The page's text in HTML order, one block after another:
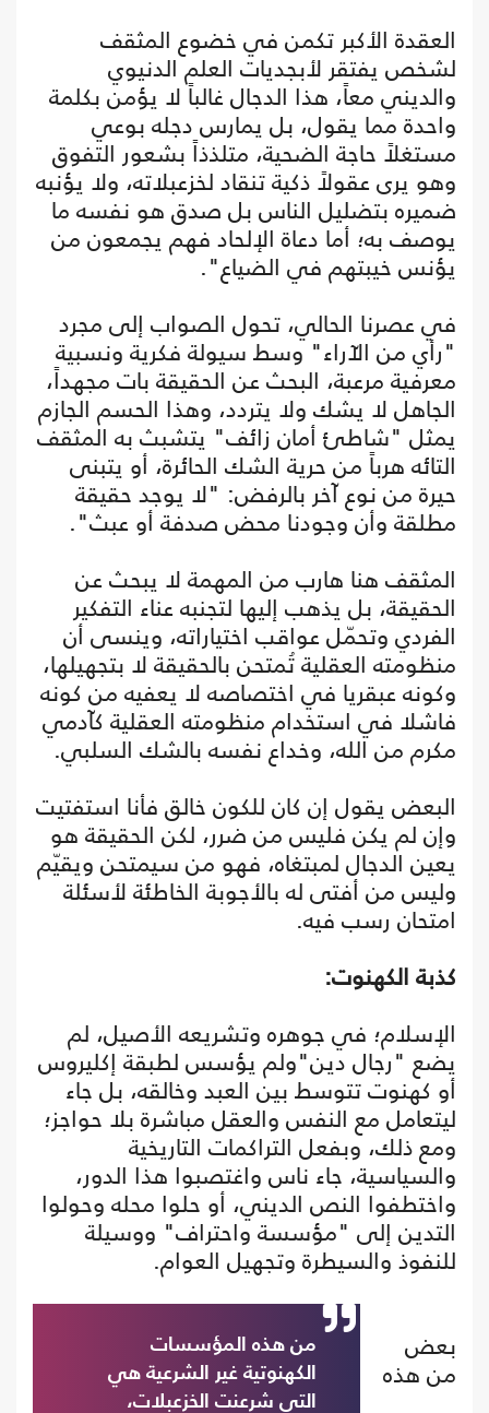
العقدة الأكبر تكمن في خضوع المثقف
لشخص يفتقر لأبجديات العلم الدنيوي
والديني معاً، هذا الدجال غالباً لا يؤمن بكلمة
واحدة مما يقول، بل يمارس دجله بوعي
مستغلاً حاجة الضحية، متلذذاً بشعور التفوق
وهو يرى عقولاً ذكية تنقاد لخزعبلاته، ولا يؤنبه
ضميره بتضليل الناس بل صدق هو نفسه ما
يوصف به؛ أما دعاة الإلحاد فهم يجمعون من
يؤنس خيبتهم في الضياع".
في عصرنا الحالي، تحول الصواب إلى مجرد
"رأي من الآراء" وسط سيولة فكرية ونسبية
معرفية مرعبة، البحث عن الحقيقة بات مجهداً،
الجاهل لا يشك ولا يتردد، وهذا الحسم الجازم
يمثل "شاطئ أمان زائف" يتشبث به المثقف
التائه هرباً من حرية الشك الحائرة، أو يتبنى
حيرة من نوع آخر بالرفض: "لا يوجد حقيقة
مطلقة وأن وجودنا محض صدفة أو عبث".
المثقف هنا هارب من المهمة لا يبحث عن
الحقيقة، بل يذهب إليها لتجنبه عناء التفكير
الفردي وتحمّل عواقب اختياراته، وينسى أن
منظومته العقلية تُمتحن بالحقيقة لا بتجهيلها،
وكونه عبقريا في اختصاصه لا يعفيه من كونه
فاشلا في استخدام منظومته العقلية كآدمي
مكرم من الله، وخداع نفسه بالشك السلبي.
البعض يقول إن كان للكون خالق فأنا استفتيت
وإن لم يكن فليس من ضرر، لكن الحقيقة هو
يعين الدجال لمبتغاه، فهو من سيمتحن ويقيّم
وليس من أفتى له بالأجوبة الخاطئة لأسئلة
امتحان رسب فيه.
كذبة الكهنوت:
الإسلام؛ في جوهره وتشريعه الأصيل، لم
يضع "رجال دين"ولم يؤسس لطبقة إكليروس
أو كهنوت تتوسط بين العبد وخالقه، بل جاء
ليتعامل مع النفس والعقل مباشرة بلا حواجز؛
ومع ذلك، وبفعل التراكمات التاريخية
والسياسية، جاء ناس واغتصبوا هذا الدور،
واختطفوا النص الديني، أو حلوا محله وحولوا
التدين إلى "مؤسسة واحتراف" ووسيلة
للنفوذ والسيطرة وتجهيل العوام.
من هذه المؤسسات
الكهنوتية غير الشرعية هي
التي شرعنت الخزعبلات،
بعض
من هذه